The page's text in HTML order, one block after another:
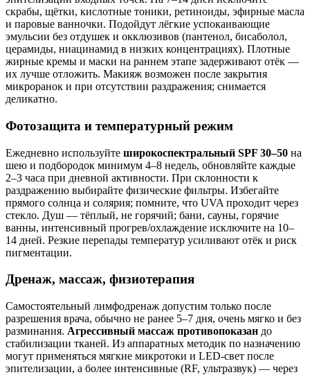
скрабы, щётки, кислотные тоники, ретиноиды, эфирные масла
и паровые ванночки. Подойдут лёгкие успокаивающие
эмульсии без отдушек и окклюзивов (пантенол, бисаболол,
церамиды, ниацинамид в низких концентрациях). Плотные
жирные кремы и маски на раннем этапе задерживают отёк —
их лучше отложить. Макияж возможен после закрытия
микроранок и при отсутствии раздражения; снимается
деликатно.
Фотозащита и температурный режим
Ежедневно используйте широкоспектральный SPF 30–50 на
шею и подбородок минимум 4–8 недель, обновляйте каждые
2–3 часа при дневной активности. При склонности к
раздражению выбирайте физические фильтры. Избегайте
прямого солнца и солярия; помните, что UVA проходит через
стекло. Душ — тёплый, не горячий; бани, сауны, горячие
ванны, интенсивный прогрев/охлаждение исключите на 10–
14 дней. Резкие перепады температур усиливают отёк и риск
пигментации.
Дренаж, массаж, физиотерапия
Самостоятельный лимфодренаж допустим только после
разрешения врача, обычно не ранее 5–7 дня, очень мягко и без
разминания. Агрессивный массаж противопоказан до
стабилизации тканей. Из аппаратных методик по назначению
могут применяться мягкие микротоки и LED‑свет после
эпителизации, а более интенсивные (RF, ультразвук) — через